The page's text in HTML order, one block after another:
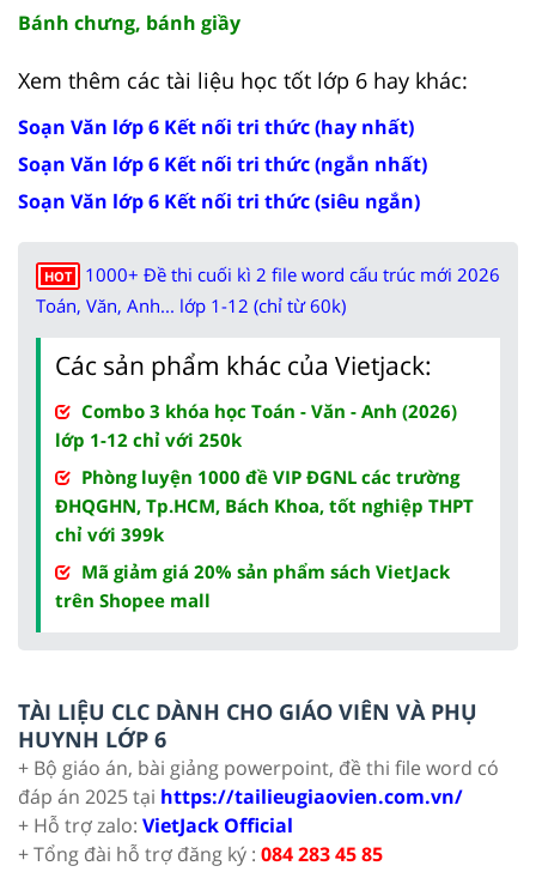
Bánh chưng, bánh giầy
Xem thêm các tài liệu học tốt lớp 6 hay khác:
Soạn Văn lớp 6 Kết nối tri thức (hay nhất)
Soạn Văn lớp 6 Kết nối tri thức (ngắn nhất)
Soạn Văn lớp 6 Kết nối tri thức (siêu ngắn)
HOT
1000+ Đề thi cuối kì 2 file word cấu trúc mới 2026
Toán, Văn, Anh... lớp 1-12 (chỉ từ 60k)
Các sản phẩm khác của Vietjack:
Combo 3 khóa học Toán - Văn - Anh (2026)
lớp 1-12 chỉ với 250k
Phòng luyện 1000 đề VIP ĐGNL các trường
ĐHQGHN, Tp.HCM, Bách Khoa, tốt nghiệp THPT
chỉ với 399k
Mã giảm giá 20% sản phẩm sách VietJack
trên Shopee mall
TÀI LIỆU CLC DÀNH CHO GIÁO VIÊN VÀ PHỤ
HUYNH LỚP 6
+ Bộ giáo án, bài giảng powerpoint, đề thi file word có
đáp án 2025 tại https://tailieugiaovien.com.vn/
+ Hỗ trợ zalo: VietJack Official
+ Tổng đài hỗ trợ đăng ký : 084 283 45 85